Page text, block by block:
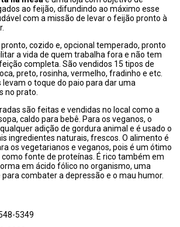
ao feijão, difundindo ao máximo esse
com a missão de levar o feijão pronto à
cozido e, opcional temperado, pronto
a vida de quem trabalha fora e não tem
completa. São vendidos 15 tipos de
preto, rosinha, vermelho, fradinho e etc.
o toque do paio para dar uma
no prato.
são feitas e vendidas no local como a
caldo para bebê. Para os veganos, o
adição de gordura animal e é usado o
ingredientes naturais, frescos. O alimento é
os vegetarianos e veganos, pois é um ótimo
fonte de proteínas. É rico também em
em ácido fólico no organismo, uma
combater a depressão e o mau humor.
5349